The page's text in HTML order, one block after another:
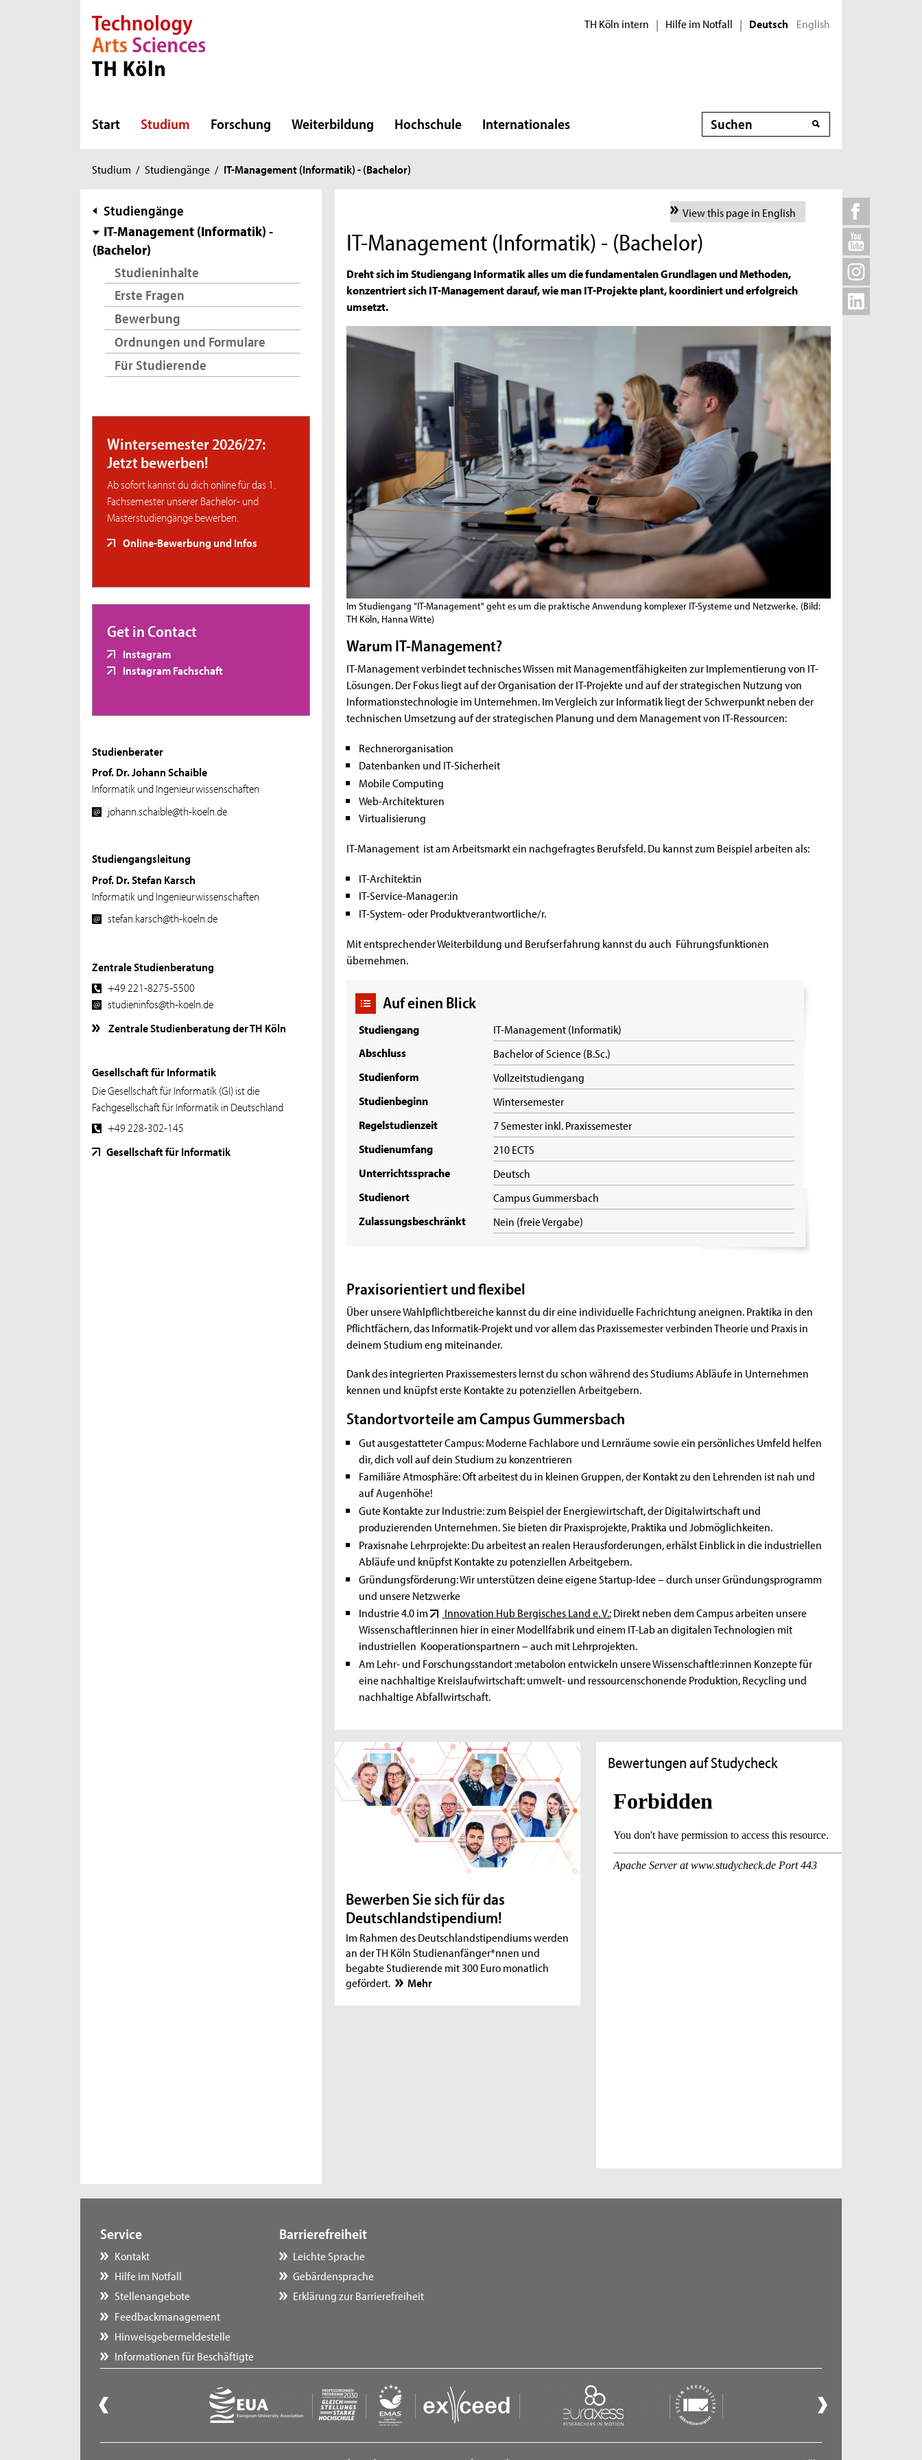
Direkt zur Hauptnavigation
Direkt zur Subnavigation
Direkt zum Inhalt
Direkt zum Fußbereich TH Köln intern | Hilfe im Notfall | Deutsch English
Start Studium Forschung Weiterbildung Hochschule Internationales Suche
Sie
hier:
Studium / Studiengänge / IT-Management (Informatik) - (Bachelor)
Subnavigation
Studiengänge
IT-Management (Informatik) -
(Bachelor)
Studieninhalte
Erste Fragen
Bewerbung
Ordnungen und Formulare
Für Studierende
Wintersemester 2026/27:
Jetzt bewerben!
Ab sofort kannst du dich online für das 1.
Fachsemester unserer Bachelor- und
Masterstudiengänge bewerben.
Online-Bewerbung und Infos
Get in Contact
Instagram
Instagram Fachschaft
Studienberater
Prof. Dr. Johann Schaible
Informatik und Ingenieurwissenschaften
johann.schaible@th-koeln.de
Studiengangsleitung
Prof. Dr. Stefan Karsch
Informatik und Ingenieurwissenschaften
stefan.karsch@th-koeln.de
Zentrale Studienberatung
+49 221-8275-5500
studieninfos@th-koeln.de
Zentrale Studienberatung der TH Köln
Gesellschaft für Informatik
Die Gesellschaft für Informatik (GI) ist die
Fachgesellschaft für Informatik in Deutschland
+49 228-302-145
Gesellschaft für Informatik
View this page in English
IT-Management (Informatik) - (Bachelor)
Dreht sich im Studiengang Informatik alles um die fundamentalen Grundlagen und Methoden,
konzentriert sich IT-Management darauf, wie man IT-Projekte plant, koordiniert und erfolgreich
umsetzt.
Im Studiengang "IT-Management" geht es um die praktische Anwendung komplexer IT-Systeme und Netzwerke. (Bild:
TH Köln, Hanna Witte)
Warum IT-Management?
IT-Management verbindet technisches Wissen mit Managementfähigkeiten zur Implementierung von IT-
Lösungen. Der Fokus liegt auf der Organisation der IT-Projekte und auf der strategischen Nutzung von
Informationstechnologie im Unternehmen. Im Vergleich zur Informatik liegt der Schwerpunkt neben der
technischen Umsetzung auf der strategischen Planung und dem Management von IT-Ressourcen:
Rechnerorganisation
Datenbanken und IT-Sicherheit
Mobile Computing
Web-Architekturen
Virtualisierung
IT-Management ist am Arbeitsmarkt ein nachgefragtes Berufsfeld. Du kannst zum Beispiel arbeiten als:
IT-Architekt:in
IT-Service-Manager:in
IT-System- oder Produktverantwortliche/r.
Mit entsprechender Weiterbildung und Berufserfahrung kannst du auch Führungsfunktionen
übernehmen.
Auf einen Blick
Studiengang
IT-Management (Informatik)
Abschluss
Bachelor of Science (B.Sc.)
Studienform
Vollzeitstudiengang
Studienbeginn
Wintersemester
Regelstudienzeit
7 Semester inkl. Praxissemester
Studienumfang
210 ECTS
Unterrichtssprache
Deutsch
Studienort
Campus Gummersbach
Zulassungsbeschränkt
Nein (freie Vergabe)
Praxisorientiert und flexibel
Über unsere Wahlpflichtbereiche kannst du dir eine individuelle Fachrichtung aneignen. Praktika in den
Pflichtfächern, das Informatik-Projekt und vor allem das Praxissemester verbinden Theorie und Praxis in
deinem Studium eng miteinander.
Dank des integrierten Praxissemesters lernst du schon während des Studiums Abläufe in Unternehmen
kennen und knüpfst erste Kontakte zu potenziellen Arbeitgebern.
Standortvorteile am Campus Gummersbach
Gut ausgestatteter Campus: Moderne Fachlabore und Lernräume sowie ein persönliches Umfeld helfen
dir, dich voll auf dein Studium zu konzentrieren
Familiäre Atmosphäre: Oft arbeitest du in kleinen Gruppen, der Kontakt zu den Lehrenden ist nah und
auf Augenhöhe!
Gute Kontakte zur Industrie: zum Beispiel der Energiewirtschaft, der Digitalwirtschaft und
produzierenden Unternehmen. Sie bieten dir Praxisprojekte, Praktika und Jobmöglichkeiten.
Praxisnahe Lehrprojekte: Du arbeitest an realen Herausforderungen, erhälst Einblick in die industriellen
Abläufe und knüpfst Kontakte zu potenziellen Arbeitgebern.
Gründungsförderung: Wir unterstützen deine eigene Startup-Idee – durch unser Gründungsprogramm
und unsere Netzwerke
Industrie 4.0 im
Innovation Hub Bergisches Land e. V.:Direkt neben dem Campus arbeiten unsere
Wissenschaftler:innen hier in einer Modellfabrik und einem IT-Lab an digitalen Technologien mit
industriellen Kooperationspartnern – auch mit Lehrprojekten.
Am Lehr- und Forschungsstandort :metabolon entwickeln unsere Wissenschaftle:rinnen Konzepte für
eine nachhaltige Kreislaufwirtschaft: umwelt- und ressourcenschonende Produktion, Recycling und
nachhaltige Abfallwirtschaft.
Bewerben Sie sich für das
Deutschlandstipendium!
Im Rahmen des Deutschlandstipendiums werden
an der TH Köln Studienanfänger*nnen und
begabte Studierende mit 300 Euro monatlich
gefördert.
Mehr
Bewertungen auf Studycheck
Service
Kontakt
Hilfe im Notfall
Stellenangebote
Feedbackmanagement
Hinweisgebermeldestelle
Informationen für Beschäftigte
Barrierefreiheit
Leichte Sprache
Gebärdensprache
Erklärung zur Barrierefreiheit